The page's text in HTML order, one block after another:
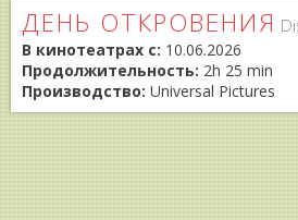
ДЕНЬ ОТКРОВЕНИЯ
В кинотеатрах с: 10.06.2026
Продолжительность: 2h 25 min
Производство: Universal Pictures